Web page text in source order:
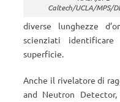
Caltech/UCLA/MPS/
diverse lunghezze
scienziati
superficie.
Anche il rivelatore di
and Neutron Detector,